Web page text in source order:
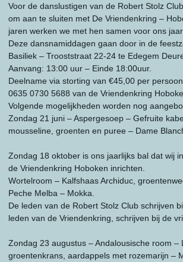
Voor de danslustigen van de Robert Stolz
om aan te sluiten met De Vriendenkring –
jaren werken we met hen samen voor ons
Deze dansnamiddagen gaan door in de
Basiliek – Trooststraat 22-24 te Edegem
Aanvang: 13:00 uur – Einde 18:00uur.
Deelname via storting van €45,00 per
0635 0730 5688 van de Vriendenkring
Volgende mogelijkheden worden nog
Zondag 21 juni – Aspergesoep – Gefruite
mousseline, groenten en puree – Dame
Zondag 18 oktober is ons jaarlijks bal dat wij
de Vriendenkring Hoboken inrichten.
Wortelroom – Kalfshaas Archiduc,
Peche Melba – Mokka.
De leden van de Robert Stolz Club schrijven
leden van de Vriendenkring, schrijven bij de
Zondag 23 augustus – Andalousische room –
groentenkrans, aardappels met rozemarijn –